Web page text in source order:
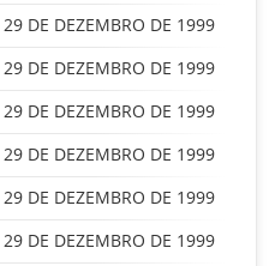
DE DEZEMBRO DE 1999
DE DEZEMBRO DE 1999
DE DEZEMBRO DE 1999
DE DEZEMBRO DE 1999
DE DEZEMBRO DE 1999
DE DEZEMBRO DE 1999